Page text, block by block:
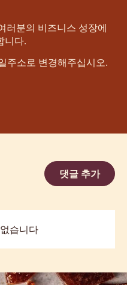
러분의 비즈니스 성장에
니다.
주소로 변경해주십시오.
댓글 추가
습니다